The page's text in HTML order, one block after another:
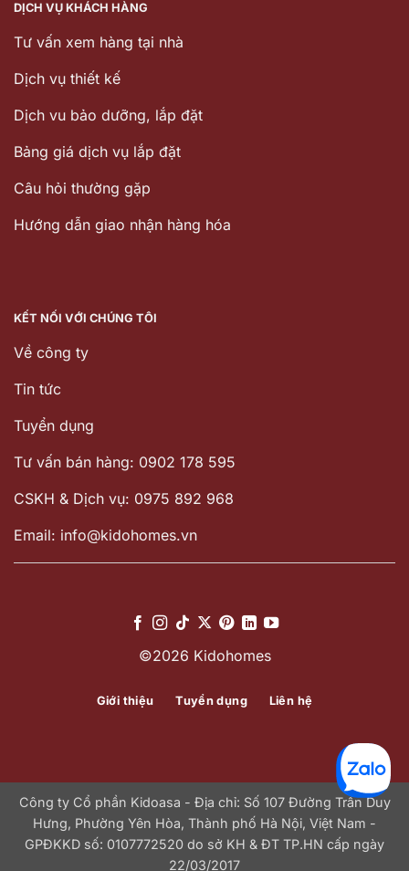
DỊCH VỤ KHÁCH HÀNG
Tư vấn xem hàng tại nhà
Dịch vụ thiết kế
Dịch vu bảo dưỡng, lắp đặt
Bảng giá dịch vụ lắp đặt
Câu hỏi thường gặp
Hướng dẫn giao nhận hàng hóa
KẾT NỐI VỚI CHÚNG TÔI
Về công ty
Tin tức
Tuyển dụng
Tư vấn bán hàng: 0902 178 595
CSKH & Dịch vụ: 0975 892 968
Email: info@kidohomes.vn
©2026 Kidohomes
Giới thiệu Tuyển dụng Liên hệ
Công ty Cổ phần Kidoasa - Địa chỉ: Số 107 Đường Trần Duy
Hưng, Phường Yên Hòa, Thành phố Hà Nội, Việt Nam -
GPĐKKD số: 0107772520 do sở KH & ĐT TP.HN cấp ngày
22/03/2017